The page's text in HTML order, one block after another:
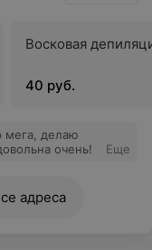
Восковая
40 руб.
мега, делаю
очень!
Еще
адреса